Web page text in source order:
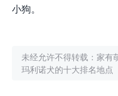
小狗。
未经允许不得转载： 家有
玛利诺犬的十大排名地点